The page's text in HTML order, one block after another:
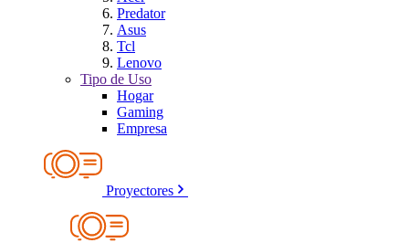
Predator
Asus
Tcl
Lenovo
Tipo de Uso
Hogar
Gaming
Empresa
Proyectores